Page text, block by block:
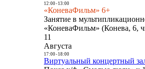
12:00- 13:00
«КоневаФильм» 6+
Занятие в
«КоневаФильм» (Конева, 6,
11
Августа
17:00- 18:00
Виртуальный концертный